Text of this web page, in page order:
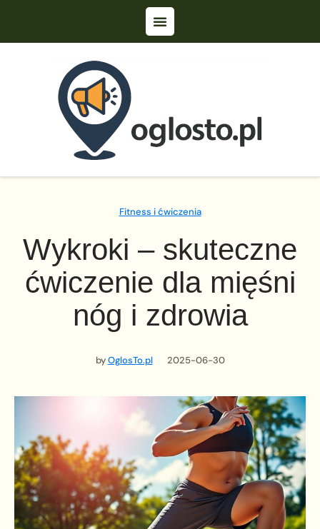
Fitness i ćwiczenia
Wykroki – skuteczne
ćwiczenie dla mięśni
nóg i zdrowia
byOglosTo.pl 2025-06-30